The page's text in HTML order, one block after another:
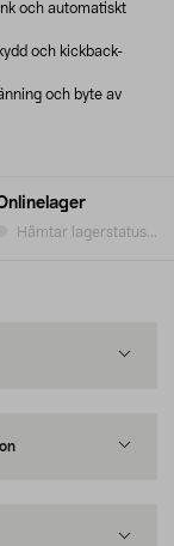
Hämtar lagerstatus...
och automatiskt
och kickback-
och byte av